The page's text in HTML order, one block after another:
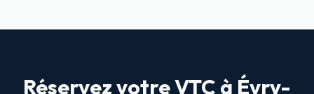
Réservez votre VTC à Évry-